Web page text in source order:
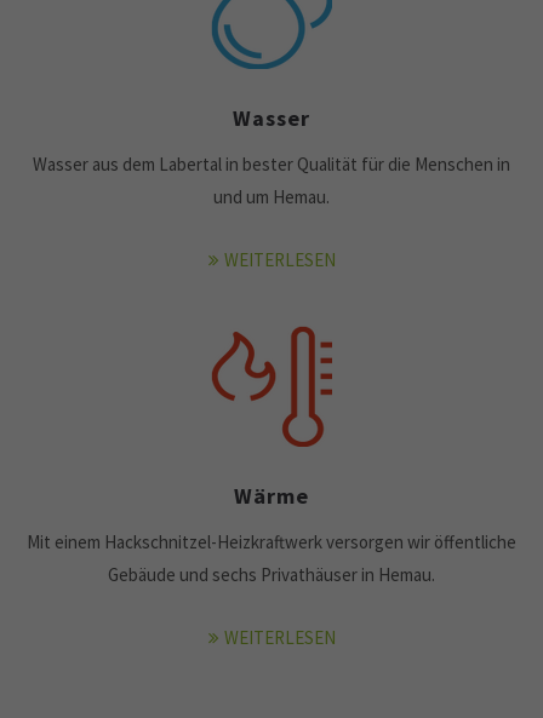
Wasser
Wasser aus dem Labertal in bester Qualität für die Menschen in
und um Hemau.
WEITERLESEN
Wärme
Mit einem Hackschnitzel-Heizkraftwerk versorgen wir öffentliche
Gebäude und sechs Privathäuser in Hemau.
WEITERLESEN